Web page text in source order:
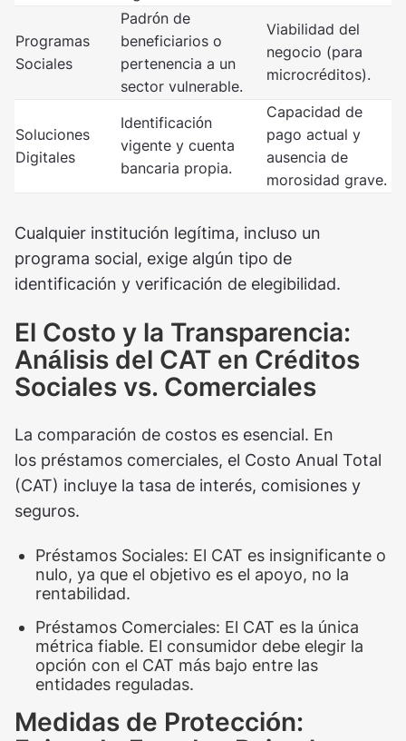
Programas
Sociales
Padrón de
beneficiarios o
pertenencia a un
sector vulnerable.
Viabilidad del
negocio (para
microcréditos).
Soluciones
Digitales
Identificación
vigente y cuenta
bancaria propia.
Capacidad de
pago actual y
ausencia de
morosidad grave.
Cualquier institución legítima, incluso un
programa social, exige algún tipo de
identificación y verificación de elegibilidad.
El Costo y la Transparencia:
Análisis del CAT en Créditos
Sociales vs. Comerciales
La comparación de costos es esencial. En
los préstamos comerciales, el Costo Anual Total
(CAT) incluye la tasa de interés, comisiones y
seguros.
Préstamos Sociales: El CAT es insignificante o
nulo, ya que el objetivo es el apoyo, no la
rentabilidad.
Préstamos Comerciales: El CAT es la única
métrica fiable. El consumidor debe elegir la
opción con el CAT más bajo entre las
entidades reguladas.
Medidas de Protección: